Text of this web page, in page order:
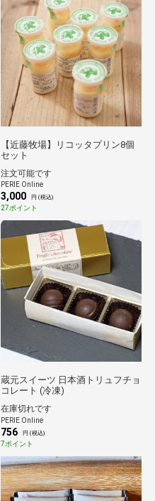
【近藤牧場】リコッタプリン8個
セット
注文可能です
PERIE Online
3,000 円 (税込)
27ポイント
蔵元スイーツ 日本酒トリュフチョ
コレート (冷凍)
在庫切れです
PERIE Online
756 円 (税込)
7ポイント